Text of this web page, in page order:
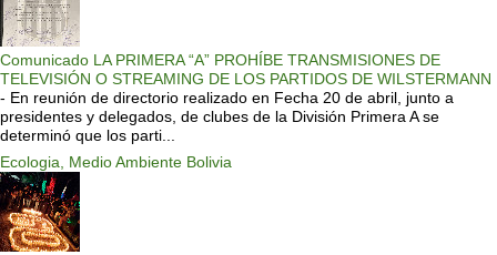
Comunicado LA PRIMERA “A” PROHÍBE TRANSMISIONES DE
TELEVISIÓN O STREAMING DE LOS PARTIDOS DE WILSTERMANN
- En reunión de directorio realizado en Fecha 20 de abril, junto a
presidentes y delegados, de clubes de la División Primera A se
determinó que los parti...
Ecologia, Medio Ambiente Bolivia